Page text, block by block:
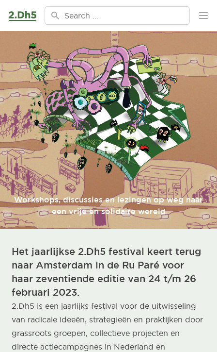
Ga naar de inhoud
Search for:
Workshops, discussies en lezingen op weg naar
een vrije en solidaire wereld
Het jaarlijkse 2.Dh5 festival keert terug
naar Amsterdam in de Ru Paré voor
haar zeventiende editie van 24 t/m 26
februari 2023.
2.Dh5 is een jaarlijks festival voor de uitwisseling
van radicale ideeën, strategieën en praktijken door
grassroots groepen, collectieve projecten en
directe actiecampagnes in Nederland en